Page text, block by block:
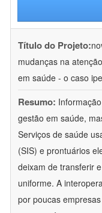
Título do Projeto:
mudanças na
em saúde - o caso
Resumo:
gestão em saúde,
Serviços de saúde
(SIS) e prontuários
deixam de transferir
uniforme. A
por poucas